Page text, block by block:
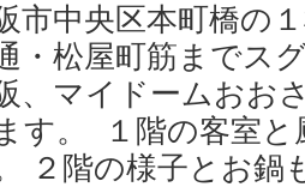
市中央区本町橋の
・松屋町筋までス
、マイドームおお
す。 １階の客室
２階の様子とお